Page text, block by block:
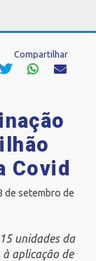
Compartilhar
Covid
de setembro de
unidades da
aplicação de